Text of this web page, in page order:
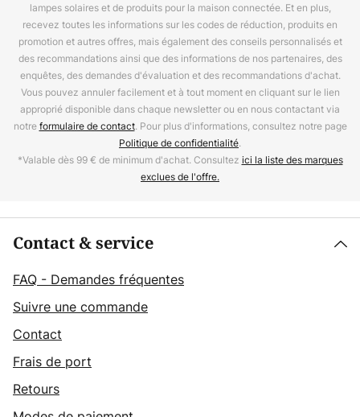
lampes solaires et de produits pour la maison connectée. Et en plus,
recevez toutes les informations sur les codes de réduction, produits en
promotion et autres offres, mais également des conseils personnalisés et
des recommandations ainsi que des informations de nos partenaires, des
enquêtes, des demandes d'évaluation et des recommandations d'achat.
Vous pouvez annuler facilement et à tout moment en cliquant sur le lien
approprié disponible dans chaque newsletter ou en nous contactant via
notreformulaire de contact. Pour plus d'informations, consultez notre page
Politique de confidentialité.
*Valable dès 99 € de minimum d'achat. Consultez ici la liste des marques
exclues de l'offre.
Contact & service
FAQ - Demandes fréquentes
Suivre une commande
Contact
Frais de port
Retours